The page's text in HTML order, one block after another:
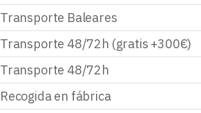
Transporte Baleares
Transporte 48/72h (gratis +300€)
Transporte 48/72h
Recogida en fábrica